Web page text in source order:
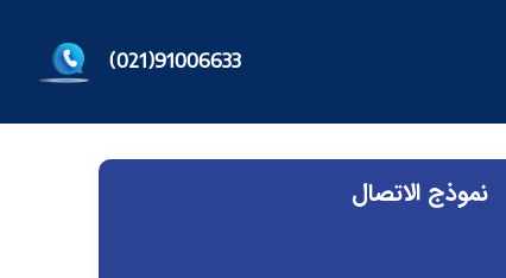
91006633(021)
نموذج الاتصال